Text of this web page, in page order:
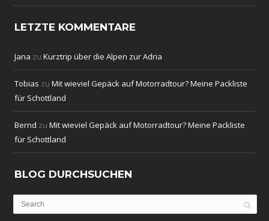
LETZTE KOMMENTARE
Jana zuKurztrip über die Alpen zur Adria
Tobias zuMit wieviel Gepäck auf Motorradtour? Meine Packliste
für Schottland
Bernd zuMit wieviel Gepäck auf Motorradtour? Meine Packliste
für Schottland
BLOG DURCHSUCHEN